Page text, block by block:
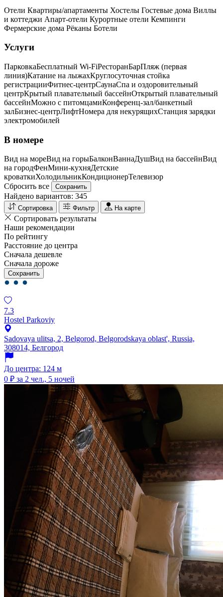
Отели Квартиры/апартаменты Хостелы Гостевые дома Виллы
и коттеджи Апарт-отели Курортные отели Кемпинги
Фермерские дома Рёканы Ботели
Услуги
ПарковкаБесплатный Wi-FiРесторанБарПляж (первая
линия)Катание на лыжахКруглосуточная стойка
регистрацииФитнес-центрСаунаСпа и оздоровительный
центрКрытый плавательный бассейнОткрытый плавательный
бассейнМожно с питомцамиКонференц-зал/банкетный
залБизнес-центрЛифтНомера для некурящихCтанция зарядки
электромобилей
В номере
Вид на мореВид на горыБалконВаннаДушВид на бассейнВид
на городФенМини-кухняДетские
кроваткиХолодильникКондиционерТелевизор
Сбросить все
Сохранить
Найдено вариантов: 345
Сортировка Фильтр На карте
Сортировать результаты
Наши рекомендации
По рейтингу
Расстояние до центра
Сначала дешевле
Сначала дороже
Сохранить
7.3
Hostel Parkoviy
Sadovaya ulitsa, 2, Belgorod, Belgorodskaya oblast', Russia,
308014, Белгород
До центра: 124 м
0 ₽ за 2 чел., 5 ночей